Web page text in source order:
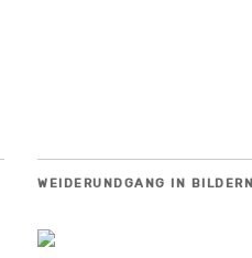
WEIDERUNDGANG IN BILDERN